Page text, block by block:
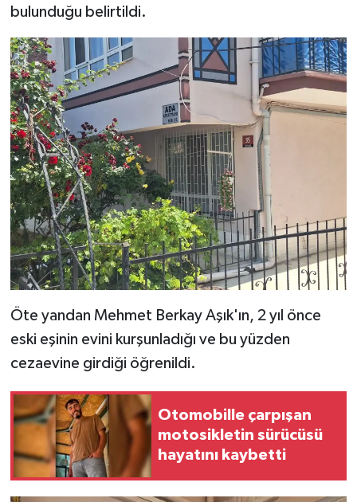
bulunduğu belirtildi.
Öte yandan Mehmet Berkay Aşık'ın, 2 yıl önce
eski eşinin evini kurşunladığı ve bu yüzden
cezaevine girdiği öğrenildi.
Otomobille çarpışan
motosikletin sürücüsü
hayatını kaybetti